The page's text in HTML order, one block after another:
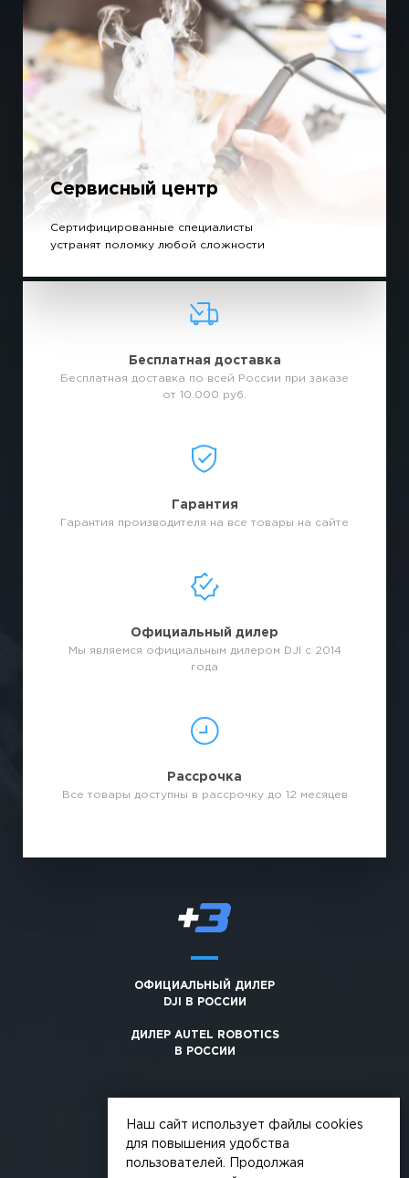
Сервисный центр
Сертифицированные специалисты
устранят поломку любой сложности
Бесплатная доставка
Бесплатная доставка по всей России при заказе
от 10.000 руб.
Гарантия
Гарантия производителя на все товары на сайте
Официальный дилер
Мы являемся официальным дилером DJI с 2014
года
Рассрочка
Все товары доступны в рассрочку до 12 месяцев
ОФИЦИАЛЬНЫЙ ДИЛЕР
DJI В РОССИИ
ДИЛЕР AUTEL ROBOTICS
В РОССИИ
Наш сайт использует файлы cookies
для повышения удобства
пользователей. Продолжая